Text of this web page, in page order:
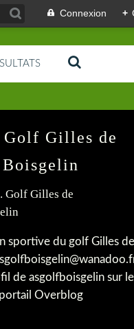
Connexion +
Golf Gilles de
Boisgelin
sportive du golf Gilles de
de asgolfboisgelin sur le
portail Overblog